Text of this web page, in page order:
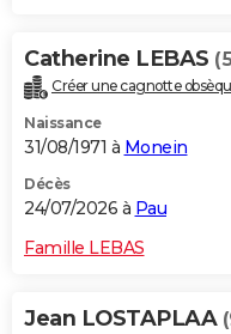
Catherine LEBAS
Créer une cagnotte
Naissance
31/08/1971 à Monein
Décès
24/07/2026 à Pau
Famille LEBAS
Jean LOSTAPLAA